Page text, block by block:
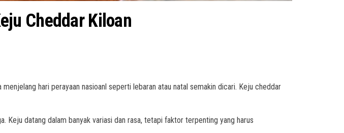
Cheddar Kiloan
hari perayaan nasioanl seperti lebaran atau natal semakin dicari. Keju cheddar
Keju datang dalam banyak variasi dan rasa, tetapi faktor terpenting yang harus